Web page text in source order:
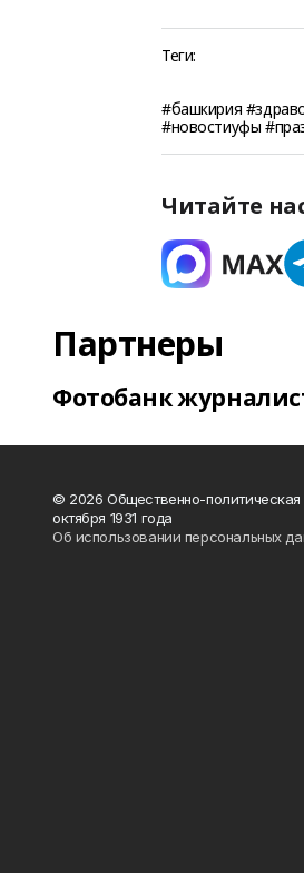
Теги:
#башкирия
#новостиуфы
Читайте
Партнеры
Фотобанк
© 2026 Общественно-
октября 1931 года
Об использовании персональных